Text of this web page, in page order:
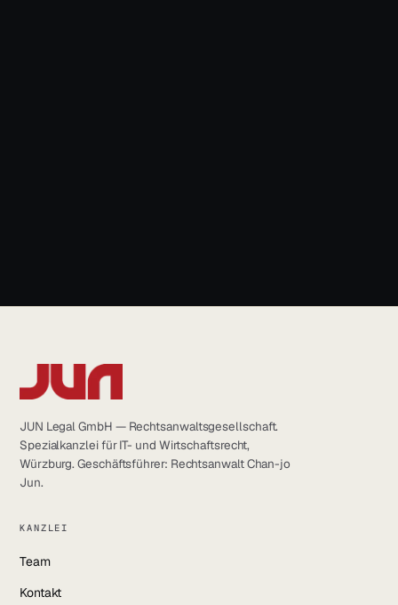
JUN Legal GmbH — Rechtsanwaltsgesellschaft.
Spezialkanzlei für IT- und Wirtschaftsrecht,
Würzburg. Geschäftsführer: Rechtsanwalt Chan-jo
Jun.
KANZLEI
Team
Kontakt